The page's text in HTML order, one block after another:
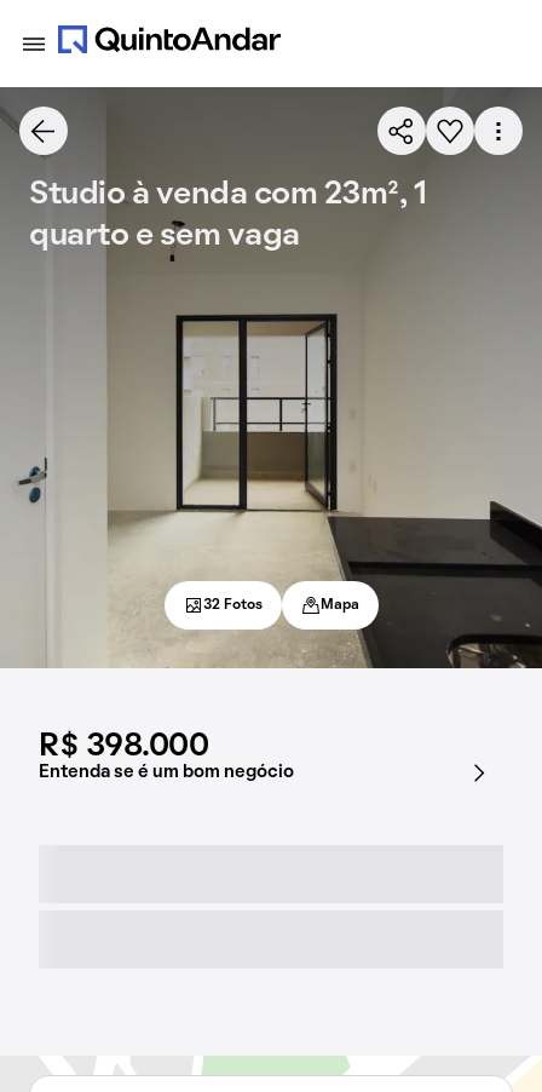
R$ 398.000
Entenda se é um bom negócio
Studio à venda com 23m², 1
quarto e sem vaga
32 Fotos Mapa